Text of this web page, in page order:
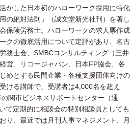
かした日本初のハローワーク採用に特化
の絶対法則」（誠文堂新光社刊）を著し
保険労務士。ハローワークの求人票作成
クの徹底活用について定評があり、名古
務士会、SMBCコンサルティング（三井
営、リコージャパン、日本FP協会、各
めとする民間企業・各種支援団体向けの
ける講師で、受講者は4,000名を超え
関市ビジネスサポートセンター（通
て定期的に相談会の特別相談員としても
り、最近では月刊人事マネジメント、月